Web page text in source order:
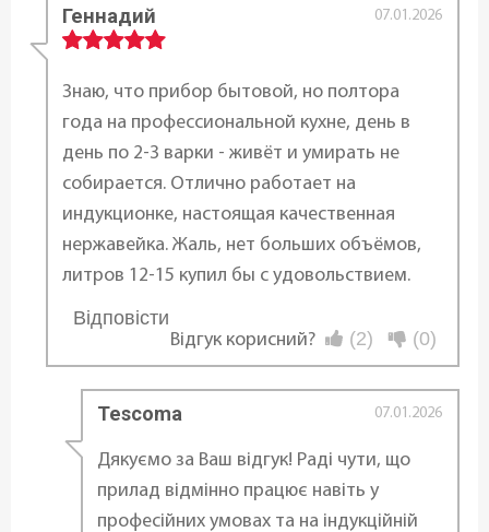
Об'єм (л):
6,0 л
Матеріал:
Нержавіюча сталь
Матеріал кришки:
Нержавіюча сталь, пластик
Матеріал ручок:
Пластик
Без покриття
Кількість рівнів тиску:
Так
Геннадий 07.01.2026
Знаю, что прибор бытовой, но полтора
года на профессиональной кухне, день в
день по 2-3 варки - живёт и умирать не
собирается. Отлично работает на
индукционке, настоящая качественная
нержавейка. Жаль, нет больших объёмов,
литров 12-15 купил бы с удовольствием.
...Відповісти
Відгук корисний? (2) (0)
Tescoma 07.01.2026
Дякуємо за Ваш відгук! Раді чути, що
прилад відмінно працює навіть у
професійних умовах та на індукційній